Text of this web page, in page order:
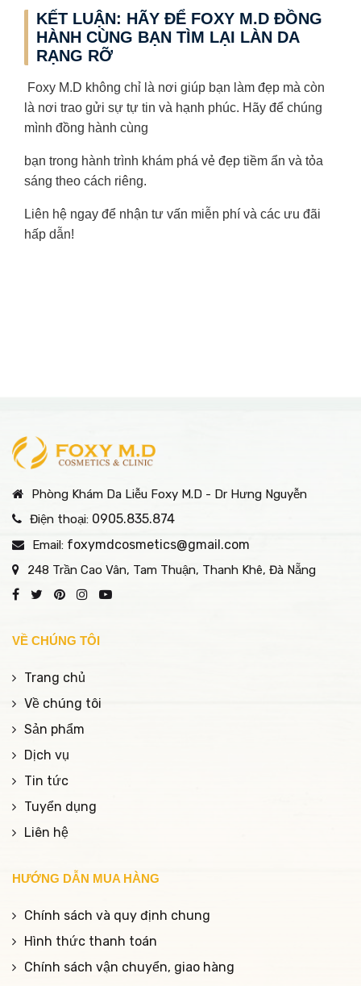
KẾT LUẬN: HÃY ĐỂ FOXY M.D ĐỒNG
HÀNH CÙNG BẠN TÌM LẠI LÀN DA
RẠNG RỠ
Foxy M.D không chỉ là nơi giúp bạn làm đẹp mà còn
là nơi trao gửi sự tự tin và hạnh phúc. Hãy để chúng
mình đồng hành cùng
bạn trong hành trình khám phá vẻ đẹp tiềm ẩn và tỏa
sáng theo cách riêng.
Liên hệ ngay để nhận tư vấn miễn phí và các ưu đãi
hấp dẫn!
Phòng Khám Da Liễu Foxy M.D - Dr Hưng Nguyễn
Điện thoại: 0905.835.874
Email: foxymdcosmetics@gmail.com
248 Trần Cao Vân, Tam Thuận, Thanh Khê, Đà Nẵng
VỀ CHÚNG TÔI
Trang chủ
Về chúng tôi
Sản phẩm
Dịch vụ
Tin tức
Tuyển dụng
Liên hệ
HƯỚNG DẪN MUA HÀNG
Chính sách và quy định chung
Hình thức thanh toán
Chính sách vận chuyển, giao hàng